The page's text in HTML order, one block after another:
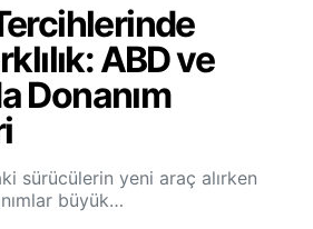
ABD ve
Donanım
sürücülerin yeni araç alırken
büyük…